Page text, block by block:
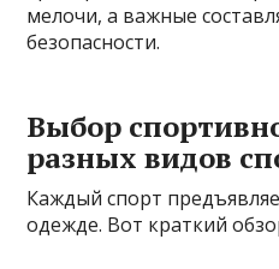
мелочи, а важные
безопасности.
Выбор
разных видов
Каждый спорт
одежде. Вот краткий